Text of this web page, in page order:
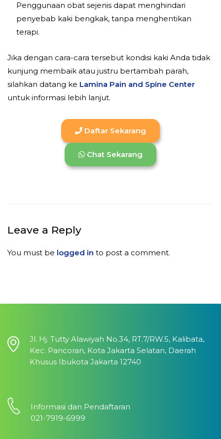
Penggunaan obat sejenis dapat menghindari
penyebab kaki bengkak, tanpa menghentikan
terapi.
Jika dengan cara-cara tersebut kondisi kaki Anda tidak
kunjung membaik atau justru bertambah parah,
silahkan datang ke Lamina Pain and Spine Center
untuk informasi lebih lanjut.
Daftar Sekarang
Chat Sekarang
Leave a Reply
You must be logged in to post a comment.
Jl. Hj. Tutty Alawiyah No.34, RT.7/RW.5, Kalibata,
Kec. Pancoran, Kota Jakarta Selatan, Daerah
Khusus Ibukota Jakarta 12740
Informasi dan Pendaftaran
021-7919-6999